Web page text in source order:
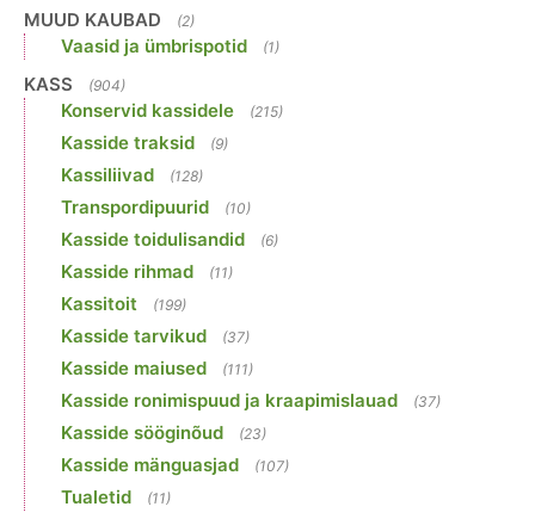
MUUD KAUBAD (2)
Vaasid ja ümbrispotid (1)
KASS (904)
Konservid kassidele (215)
Kasside traksid (9)
Kassiliivad (128)
Transpordipuurid (10)
Kasside toidulisandid (6)
Kasside rihmad (11)
Kassitoit (199)
Kasside tarvikud (37)
Kasside maiused (111)
Kasside ronimispuud ja kraapimislauad (37)
Kasside sööginõud (23)
Kasside mänguasjad (107)
Tualetid (11)